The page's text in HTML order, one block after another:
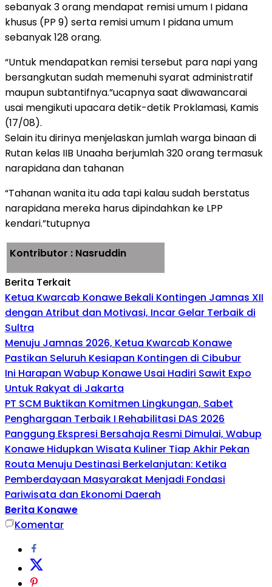
sebanyak 3 orang mendapat remisi umum I pidana
khusus (PP 9) serta remisi umum I pidana umum
sebanyak 128 orang.
“Untuk mendapatkan remisi tersebut para napi yang
bersangkutan sudah memenuhi syarat administratif
maupun subtantifnya.”ucapnya saat diwawancarai
usai mengikuti upacara detik-detik Proklamasi, Kamis
(17/08).
Selain itu dirinya menjelaskan jumlah warga binaan di
Rutan kelas IIB Unaaha berjumlah 320 orang termasuk
narapidana dan tahanan
“Tahanan wanita itu ada tapi kalau sudah berstatus
narapidana mereka harus dipindahkan ke LPP
kendari.”tutupnya
Kontributor : Nasruddin
Berita Terkait
Ketua Kwarcab Konawe Bekali Kontingen Jamnas XII
dengan Atribut dan Motivasi, Incar Gelar Terbaik di
Sultra
Menuju Jamnas 2026, Ketua Kwarcab Konawe
Pastikan Seluruh Kesiapan Kontingen di Cibubur
Ini Harapan Wabup Konawe Usai Hadiri Sawit Expo
Untuk Rakyat di Jakarta
PT SCM Buktikan Komitmen Lingkungan, Sabet
Penghargaan Terbaik I Rehabilitasi DAS 2026
Panggung Ekspresi Bersahaja Resmi Dimulai, Wabup
Konawe Hidupkan Wisata Kuliner Tiap Akhir Pekan
Routa Menuju Destinasi Berkelanjutan: Ketika
Pemberdayaan Masyarakat Menjadi Fondasi
Pariwisata dan Ekonomi Daerah
Berita Konawe
Komentar